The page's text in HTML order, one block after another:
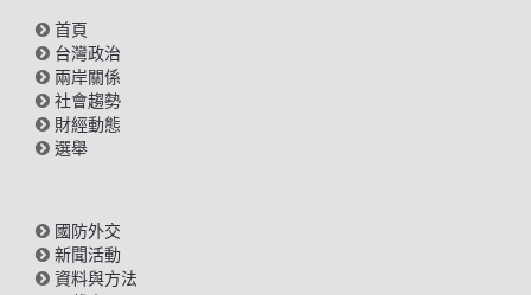
首頁
台灣政治
兩岸關係
社會趨勢
財經動態
選舉
國防外交
新聞活動
資料與方法